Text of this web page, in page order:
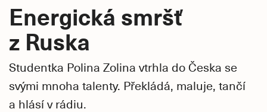
Energická smršť
z Ruska
Studentka Polina Zolina vtrhla do Česka se
svými mnoha talenty. Překládá, maluje, tančí
a hlásí v rádiu.